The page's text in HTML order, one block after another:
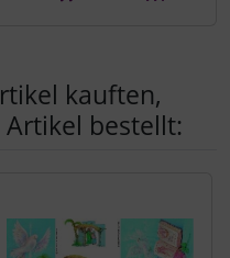
kauften,
bestellt: